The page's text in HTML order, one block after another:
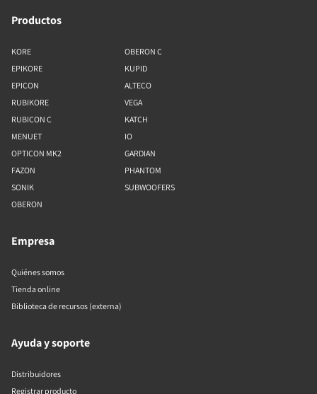
Productos
KORE
EPIKORE
EPICON
RUBIKORE
RUBICON C
MENUET
OPTICON MK2
FAZON
SONIK
OBERON
OBERON C
KUPID
ALTECO
VEGA
KATCH
IO
GARDIAN
PHANTOM
SUBWOOFERS
Empresa
Quiénes somos
Tienda online
Biblioteca de recursos (externa)
Ayuda y soporte
Distribuidores
Registrar producto